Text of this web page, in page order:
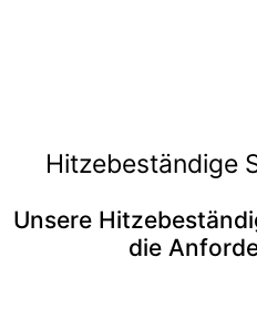
Hitzebeständige
Unsere
die